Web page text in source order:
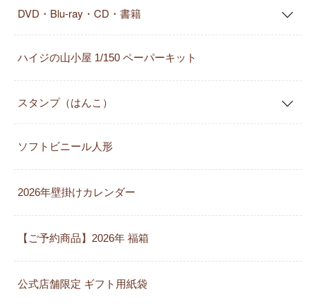
DVD・Blu-ray・CD・書籍
ハイジの山小屋 1/150 ペーパーキット
スタンプ（はんこ）
ソフトビニール人形
2026年壁掛けカレンダー
【ご予約商品】2026年 福箱
公式店舗限定 ギフト用紙袋